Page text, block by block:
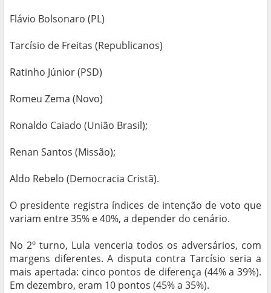
Flávio Bolsonaro (PL)
Tarcísio de Freitas (Republicanos)
Ratinho Júnior (PSD)
Romeu Zema (Novo)
Ronaldo Caiado (União Brasil);
Renan Santos (Missão);
Aldo Rebelo (Democracia Cristã).
O presidente registra índices de intenção de voto que
variam entre 35% e 40%, a depender do cenário.
No 2º turno, Lula venceria todos os adversários, com
margens diferentes. A disputa contra Tarcísio seria a
mais apertada: cinco pontos de diferença (44% a 39%).
Em dezembro, eram 10 pontos (45% a 35%).